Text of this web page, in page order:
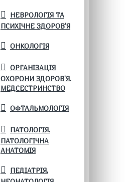
НЕВРОЛОГІЯ ТА
ПСИХІЧНЕ ЗДОРОВ’Я
ОНКОЛОГІЯ
ОРГАНІЗАЦІЯ
ОХОРОНИ ЗДОРОВ'Я.
МЕДСЕСТРИНСТВО
ОФТАЛЬМОЛОГІЯ
ПАТОЛОГІЯ.
ПАТОЛОГІЧНА
АНАТОМІЯ
ПЕДІАТРІЯ.